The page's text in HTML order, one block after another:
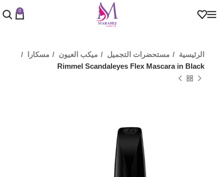
0
الرئيسية مستحضرات التجميل ميكب العيون
مسكارا
Rimmel Scandaleyes Flex Mascara in Black